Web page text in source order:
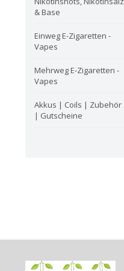
& Base
Einweg E-Zigaretten -
Vapes
Mehrweg E-Zigaretten -
Vapes
Akkus | Coils | Zubehör
| Gutscheine